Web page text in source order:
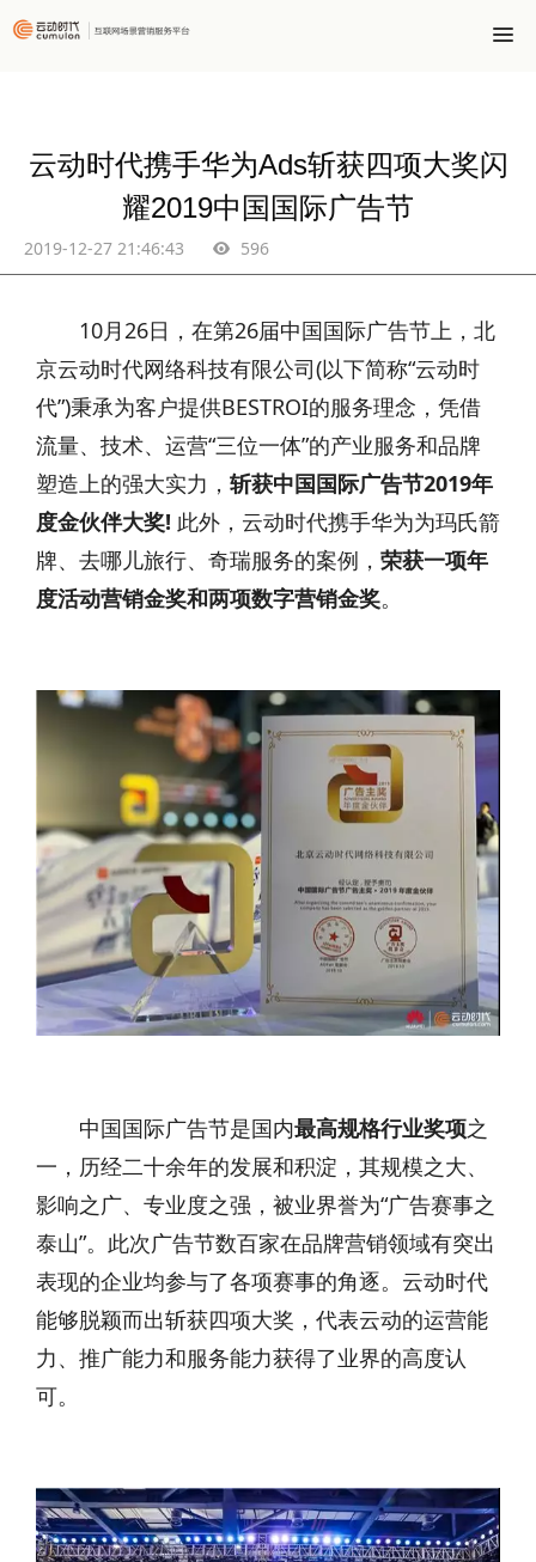
云动时代携手华为Ads斩获四项大奖闪
耀2019中国国际广告节
2019-12-27 21:46:43 596
10月26日，在第26届中国国际广告节上，北
京云动时代网络科技有限公司(以下简称“云动时
代”)秉承为客户提供BESTROI的服务理念，凭借
流量、技术、运营“三位一体”的产业服务和品牌
塑造上的强大实力， 斩获中国国际广告节2019年
度金伙伴大奖! 此外，云动时代携手华为为玛氏箭
牌、去哪儿旅行、奇瑞服务的案例， 荣获一项年
度活动营销金奖和两项数字营销金奖。
中国国际广告节是国内最高规格行业奖项之
一，历经二十余年的发展和积淀，其规模之大、
影响之广、专业度之强，被业界誉为“广告赛事之
泰山”。此次广告节数百家在品牌营销领域有突出
表现的企业均参与了各项赛事的角逐。云动时代
能够脱颖而出斩获四项大奖，代表云动的运营能
力、推广能力和服务能力获得了业界的高度认
可。